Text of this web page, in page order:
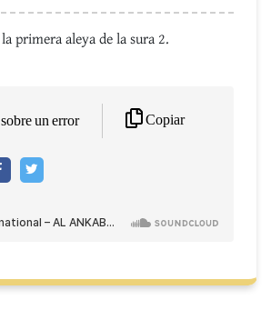
primera aleya de la sura 2.
un error Copiar